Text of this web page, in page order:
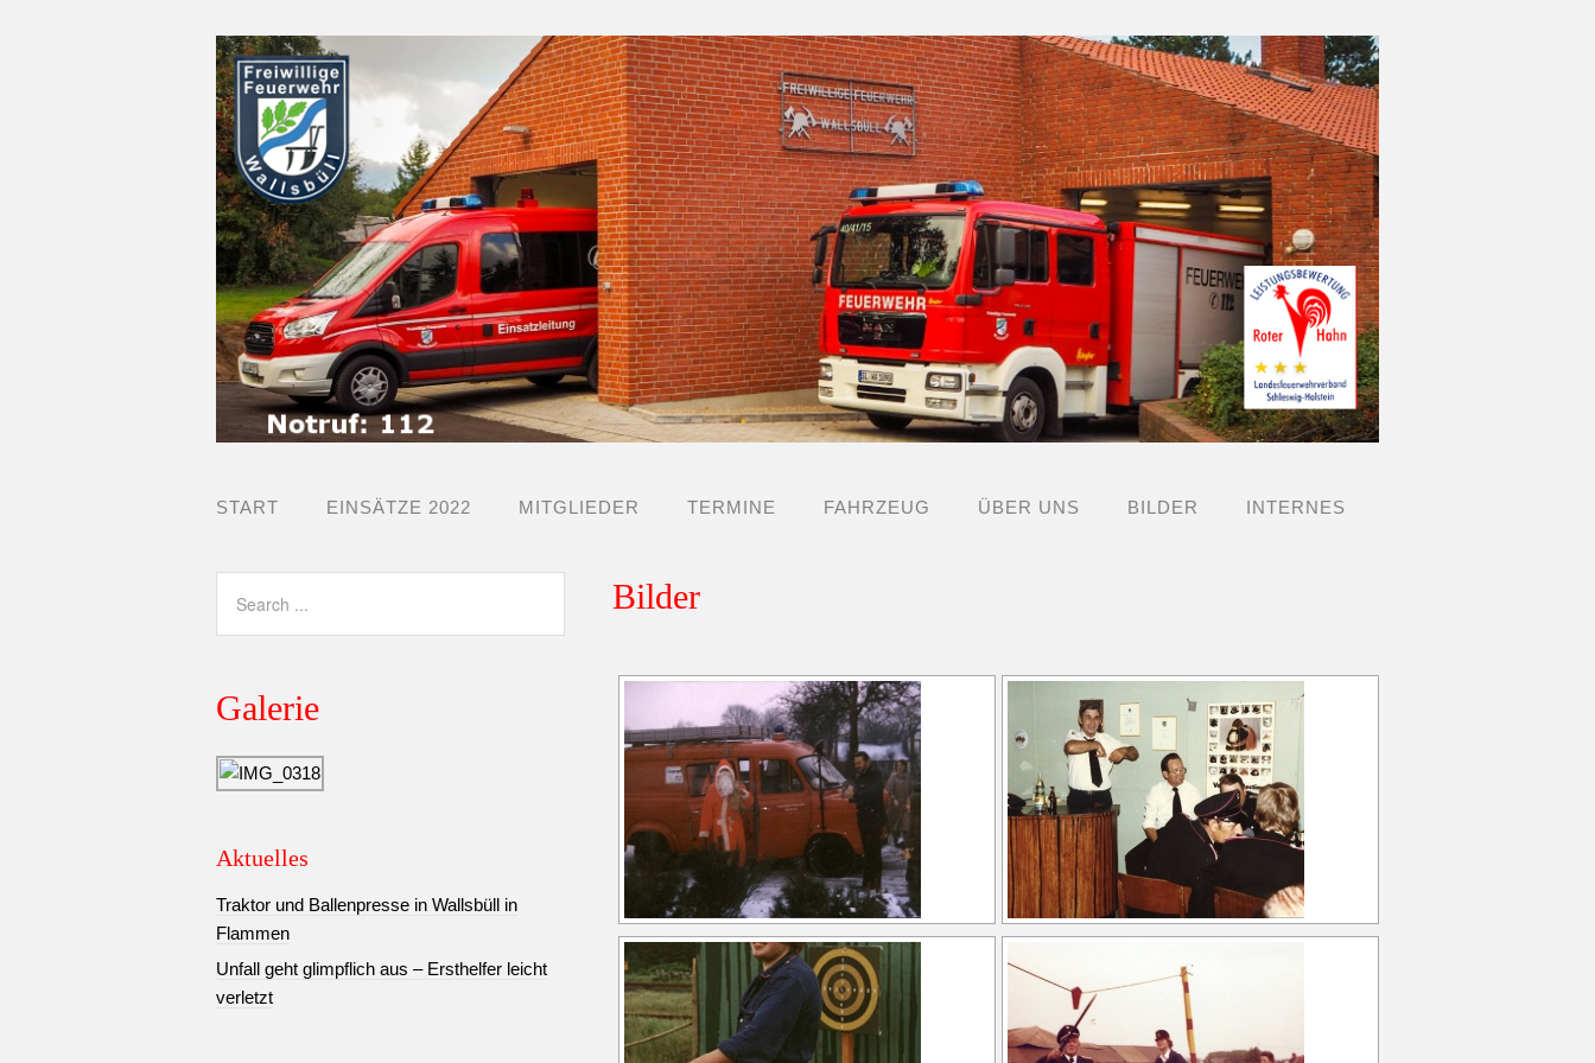
START EINSÄTZE 2022 MITGLIEDER TERMINE FAHRZEUG ÜBER UNS BILDER INTERNES
Bilder
Galerie
Aktuelles
Traktor und Ballenpresse in Wallsbüll in
Flammen
Unfall geht glimpflich aus – Ersthelfer leicht
verletzt